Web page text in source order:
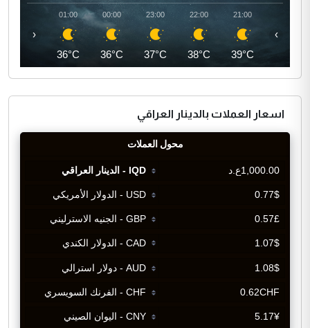
21:00
39°C
22:00
38°C
23:00
37°C
00:00
36°C
01:00
36°C
‹ ›
اسعار العملات بالدينار العراقي